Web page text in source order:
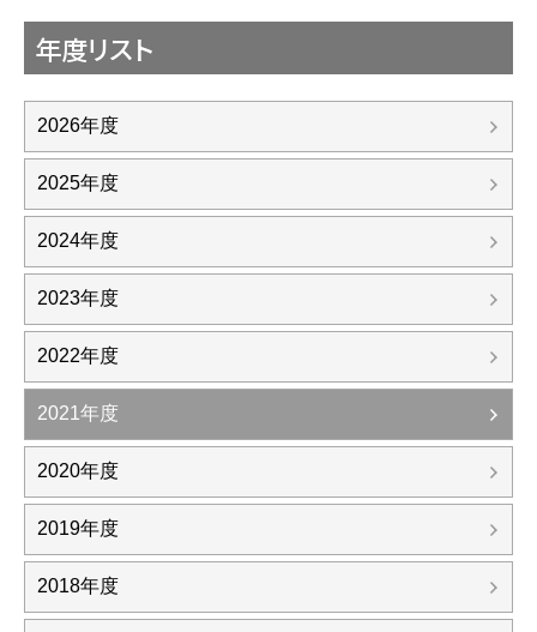
年度リスト
2026年度
2025年度
2024年度
2023年度
2022年度
2021年度
2020年度
2019年度
2018年度